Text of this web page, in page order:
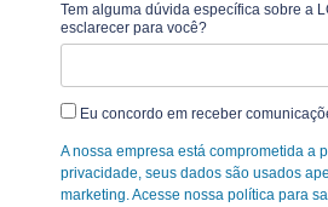
Tem alguma dúvida específica sobre a
esclarecer para você?
Eu concordo em receber
A nossa empresa está comprometida a
privacidade, seus dados são usados
marketing. Acesse nossa política para